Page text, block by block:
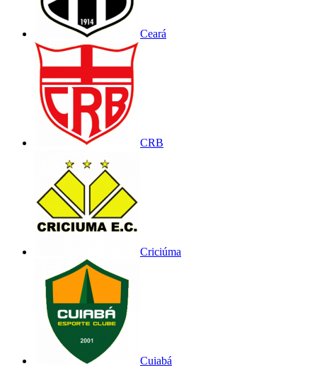
Ceará
CRB
Criciúma
Cuiabá